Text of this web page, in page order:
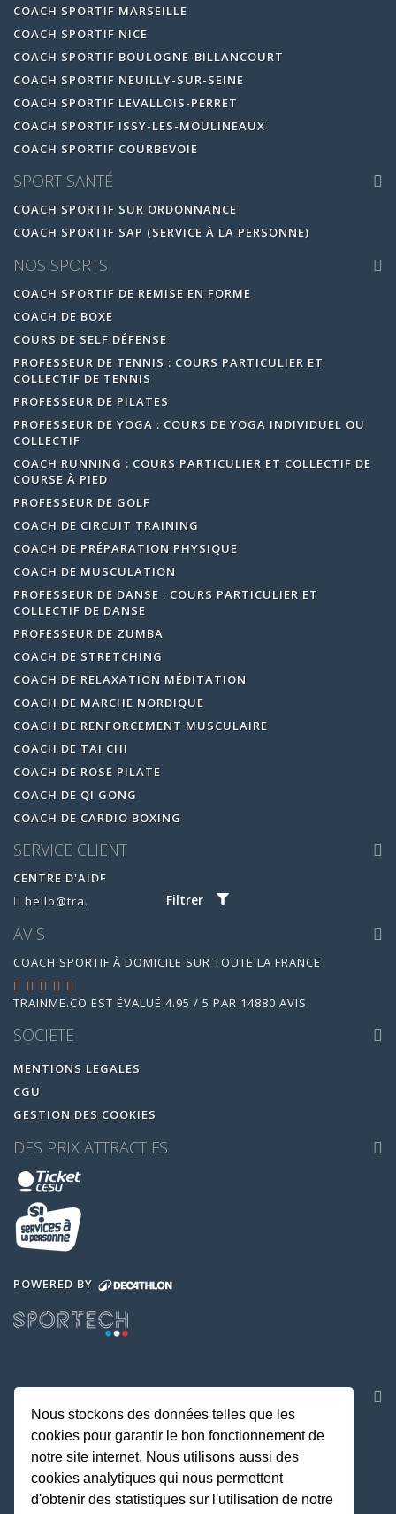
Filtrer
COACH SPORTIF MARSEILLE
COACH SPORTIF NICE
COACH SPORTIF BOULOGNE-BILLANCOURT
COACH SPORTIF NEUILLY-SUR-SEINE
COACH SPORTIF LEVALLOIS-PERRET
COACH SPORTIF ISSY-LES-MOULINEAUX
COACH SPORTIF COURBEVOIE
SPORT SANTÉ
COACH SPORTIF SUR ORDONNANCE
COACH SPORTIF SAP (SERVICE À LA PERSONNE)
NOS SPORTS
COACH SPORTIF DE REMISE EN FORME
COACH DE BOXE
COURS DE SELF DÉFENSE
PROFESSEUR DE TENNIS : COURS PARTICULIER ET
COLLECTIF DE TENNIS
PROFESSEUR DE PILATES
PROFESSEUR DE YOGA : COURS DE YOGA INDIVIDUEL OU
COLLECTIF
COACH RUNNING : COURS PARTICULIER ET COLLECTIF DE
COURSE À PIED
PROFESSEUR DE GOLF
COACH DE CIRCUIT TRAINING
COACH DE PRÉPARATION PHYSIQUE
COACH DE MUSCULATION
PROFESSEUR DE DANSE : COURS PARTICULIER ET
COLLECTIF DE DANSE
PROFESSEUR DE ZUMBA
COACH DE STRETCHING
COACH DE RELAXATION MÉDITATION
COACH DE MARCHE NORDIQUE
COACH DE RENFORCEMENT MUSCULAIRE
COACH DE TAI CHI
COACH DE ROSE PILATE
COACH DE QI GONG
COACH DE CARDIO BOXING
SERVICE CLIENT
CENTRE D'AIDE
hello@trainme.co
AVIS
COACH SPORTIF À DOMICILE SUR TOUTE LA FRANCE
TRAINME.CO EST ÉVALUÉ 4.95 / 5 PAR 14880 AVIS
SOCIETE
MENTIONS LEGALES
CGU
GESTION DES COOKIES
DES PRIX ATTRACTIFS
POWERED BY
Nous stockons des données telles que les
cookies pour garantir le bon fonctionnement de
notre site internet. Nous utilisons aussi des
cookies analytiques qui nous permettent
d'obtenir des statistiques sur l'utilisation de notre